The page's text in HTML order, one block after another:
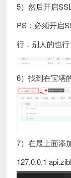
5）然后开启
PS：必须开启
行，别人的也
6）找到在宝塔
7）在最上面添
127.0.0.1